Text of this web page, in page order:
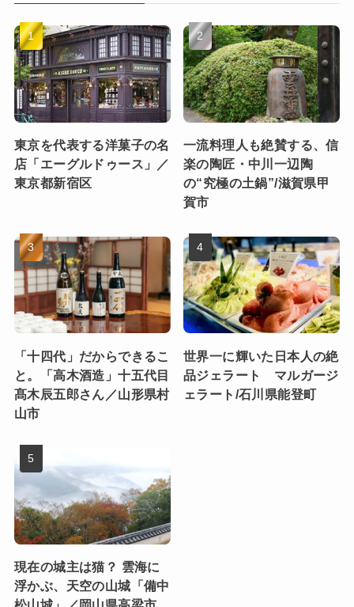
東京を代表する洋菓子の名
店「エーグルドゥース」／
東京都新宿区
一流料理人も絶賛する、信
楽の陶匠・中川一辺陶
の“究極の土鍋”/滋賀県甲
賀市
「十四代」だからできるこ
と。「高木酒造」十五代目
髙木辰五郎さん／山形県村
山市
世界一に輝いた日本人の絶
品ジェラート マルガージ
ェラート/石川県能登町
現在の城主は猫？ 雲海に
浮かぶ、天空の山城「備中